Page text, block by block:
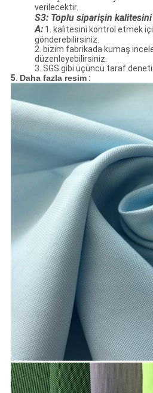
verilecektir.
S3: Toplu siparişin
A:1. kalitesini kontrol etmek
gönderebilirsiniz.
2. bizim fabrikada kumaş
düzenleyebilirsiniz.
3. SGS gibi üçüncü taraf
5. Daha fazla resim: